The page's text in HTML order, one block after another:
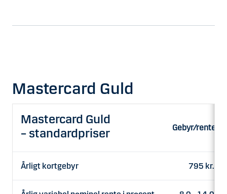
Mastercard Guld
Mastercard Guld
– standardpriser
Gebyr/rente
Årligt kortgebyr 795 kr.